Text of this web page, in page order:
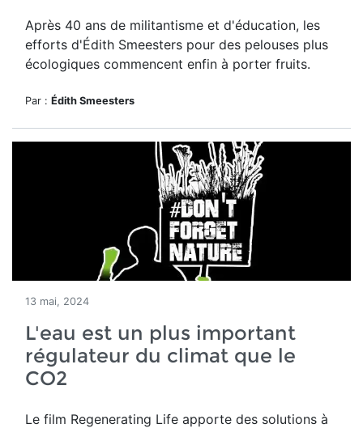
Après 40 ans de militantisme et d'éducation, les
efforts d'Édith Smeesters pour des pelouses plus
écologiques commencent enfin à porter fruits.
Par : Édith Smeesters
13 mai, 2024
L'eau est un plus important
régulateur du climat que le
CO2
Le film Regenerating Life apporte des solutions à